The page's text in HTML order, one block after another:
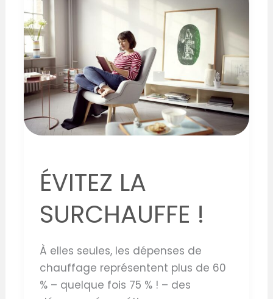
ÉVITEZ LA
SURCHAUFFE !
À elles seules, les dépenses de
chauffage représentent plus de 60
% – quelque fois 75 % ! – des